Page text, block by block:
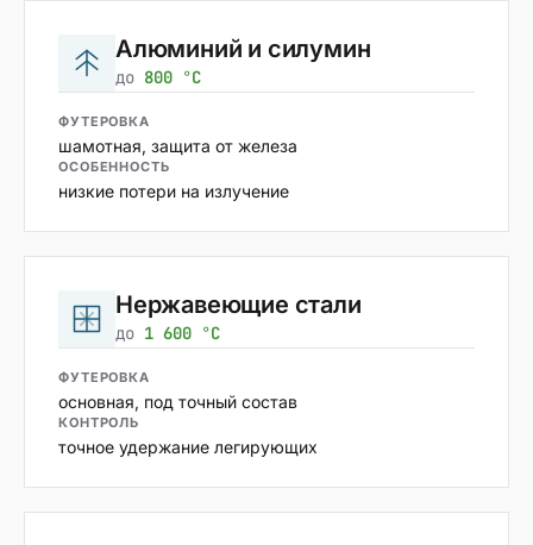
Алюминий и силумин
до 800 °C
ФУТЕРОВКА
шамотная, защита от железа
ОСОБЕННОСТЬ
низкие потери на излучение
Нержавеющие стали
до 1 600 °C
ФУТЕРОВКА
основная, под точный состав
КОНТРОЛЬ
точное удержание легирующих